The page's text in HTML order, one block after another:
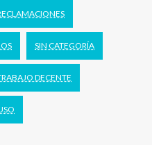
SIN CATEGORÍA
DECENTE